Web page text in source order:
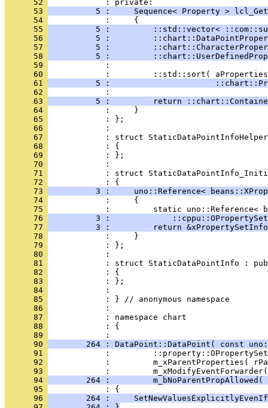
      52
      53
5 :     Sequence< Property >
      54
      55
5 :         ::std::vector<
      56
5 :
      57
5 :
      58
5 :
      59
      60
      61
5 :
      62
      63
5 :         return
      64
      65
      66
      67
      68
      69
      70
      71
: struct
      72
      73
3 :     uno::Reference<
      74
      75
      76
3 :
      77
3 :         return
      78
      79
      80
      81
      82
      83
      84
      85
      86
      87
      88
            : {
      89
      90
264 : DataPoint::DataPoint( const
      91
      92
      93
      94
264 :         m_bNoParentPropAllowed(
      95
      96
264 :